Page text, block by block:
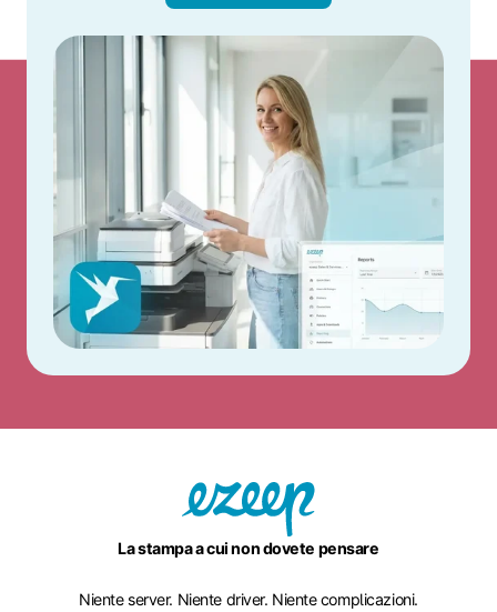
La stampa a cui non dovete pensare
Niente server. Niente driver. Niente complicazioni.